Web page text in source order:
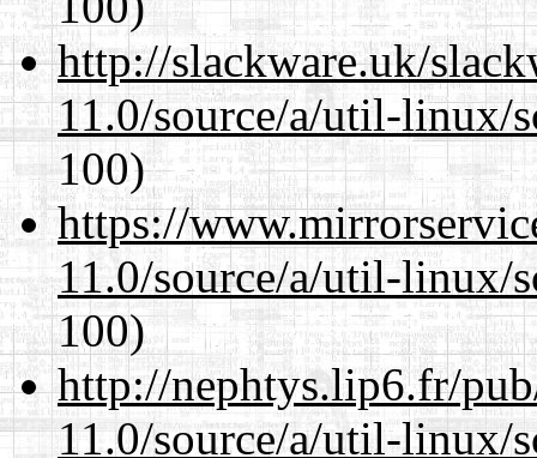
http://slackware.uk/
11.0/source/a/util-linux/
100)
https://
11.0/source/a/util-linux/
100)
http://nephtys.lip6.fr/
11.0/source/a/util-linux/